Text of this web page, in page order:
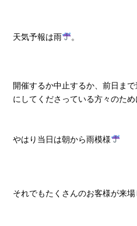
天気予報は雨 。
開催するか中止するか、前日ま
にしてくださっている方々のため
やはり当日は朝から雨模様
それでもたくさんのお客様が来